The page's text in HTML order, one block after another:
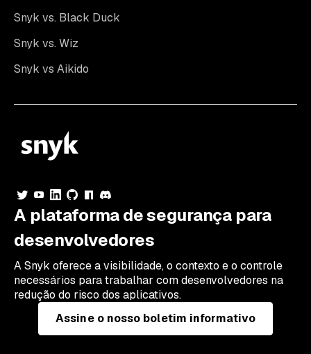
Snyk vs. Black Duck
Snyk vs. Wiz
Snyk vs Aikido
A plataforma de segurança para
desenvolvedores
A Snyk oferece a visibilidade, o contexto e o controle
necessários para trabalhar com desenvolvedores na
redução do risco dos aplicativos.
Assine o nosso boletim informativo